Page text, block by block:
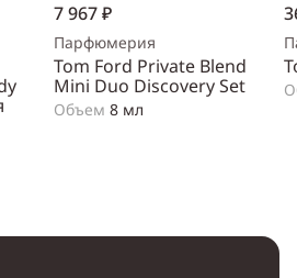
7 967 ₽
Парфюмерия
Tom Ford Private Blend
Mini Duo Discovery Set
Объем 8 мл